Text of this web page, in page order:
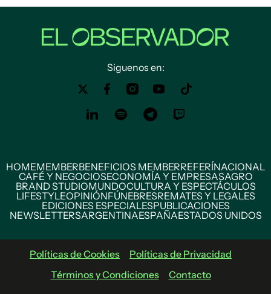
Siguenos en:
HOMEMEMBERBENEFICIOS MEMBERREFERÍNACIONAL
CAFÉ Y NEGOCIOSECONOMÍA Y EMPRESASAGRO
BRAND STUDIOMUNDOCULTURA Y ESPECTÁCULOS
LIFESTYLEOPINIÓNFÚNEBRESREMATES Y LEGALES
EDICIONES ESPECIALESPUBLICACIONES
NEWSLETTERSARGENTINAESPAÑAESTADOS UNIDOS
Políticas de Cookies
Políticas de Privacidad
Términos y Condiciones
Contacto